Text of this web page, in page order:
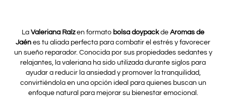
La Valeriana Raízen formato bolsa doypackde Aromas de
Jaén es tu aliada perfecta para combatir el estrés y favorecer
un sueño reparador. Conocida por sus propiedades sedantes y
relajantes, la valeriana ha sido utilizada durante siglos para
ayudar a reducir la ansiedad y promover la tranquilidad,
convirtiéndola en una opción ideal para quienes buscan un
enfoque natural para mejorar su bienestar emocional.